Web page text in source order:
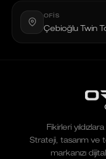
OFIS
Çebioğlu Twin
Fikirleri
Strateji, tasarım ve
markanızı